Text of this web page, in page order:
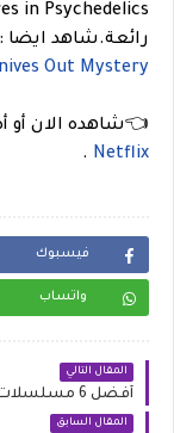
رائعة.شاهد ايضا :
Out Mystery
👈شاهده الان أو
Netflix
.
فيسبوك
واتساب
المقال التالي
أفضل 6 مسلسلات مراهقين كورية شبابية رومانسية
المقال السابق